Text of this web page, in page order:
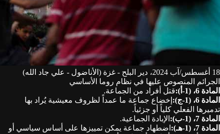
18 أغسطس/آب 2024، دير البلح - غزة (الأناضول - علي جاد الله)
الجرائم المنصوص عليها في نظام روما الأساسي
المادة 6، (1-أ)
:قتل أفراد من الجماعة.
المادة 6، (1-ج)
: إخضاع جماعة ما عمداً لظروف معيشية يُراد بها
تدميرها الفعلي كلياً أو جزئياً.
المادة 7، (1-ب)
: الإبادة الجماعية.
المادة 7، (1-هـ)
: اضطهاد جماعة يمكن تمييزها على أساس سياسي أو